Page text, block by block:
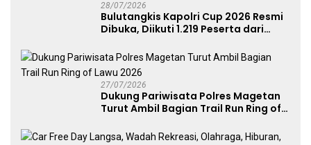
28/07/2026
Bulutangkis Kapolri Cup 2026 Resmi
Dibuka, Diikuti 1.219 Peserta dari
27/07/2026
Dukung Pariwisata Polres Magetan
Turut Ambil Bagian Trail Run Ring of